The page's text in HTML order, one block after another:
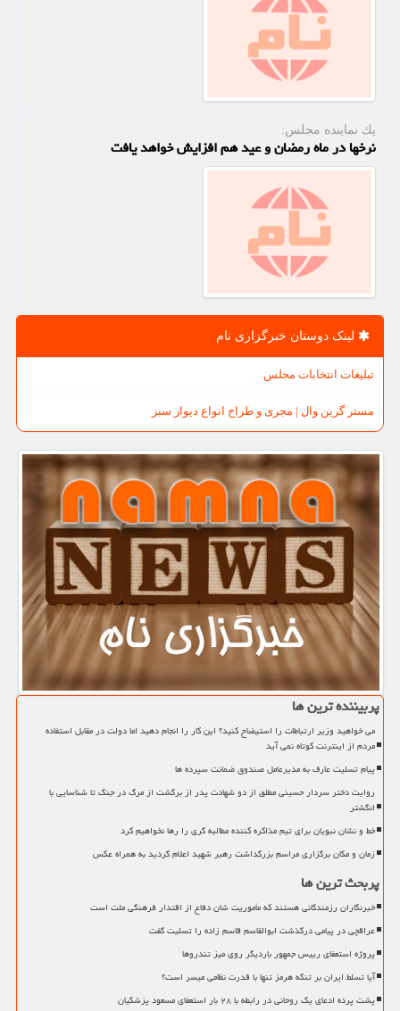
یك نماینده مجلس:
نرخها در ماه رمضان و عید هم افزایش خواهد یافت
لینک دوستان خبرگزاری نام
تبلیغات انتخابات مجلس
مستر گرین وال | مجری و طراح انواع دیوار سبز
پربیننده ترین ها
می خواهید وزیر ارتباطات را استیضاح کنید؟ این کار را انجام دهید اما دولت در مقابل استفاده
مردم از اینترنت کوتاه نمی آید
پیام تسلیت عارف به مدیرعامل صندوق ضمانت سپرده ها
روایت دختر سردار حسینی مطلق از دو شهادت پدر از برگشت از مرگ در جنگ تا شناسایی با
انگشتر
خط و نشان نبویان برای تیم مذاکره کننده مطالبه گری را رها نخواهیم کرد
زمان و مکان برگزاری مراسم بزرگداشت رهبر شهید اعلام گردید به همراه عکس
پربحث ترین ها
خبرنگاران رزمندگانی هستند که مأموریت شان دفاع از اقتدار فرهنگی ملت است
عراقچی در پیامی درگذشت ابوالقاسم قاسم زاده را تسلیت گفت
پروژه استعفای رییس جمهور باردیگر روی میز تندروها
آیا تسلط ایران بر تنگه هرمز تنها با قدرت نظامی میسر است؟
پشت پرده ادعای یک روحانی در رابطه با ۲۸ بار استعفای مسعود پزشکیان